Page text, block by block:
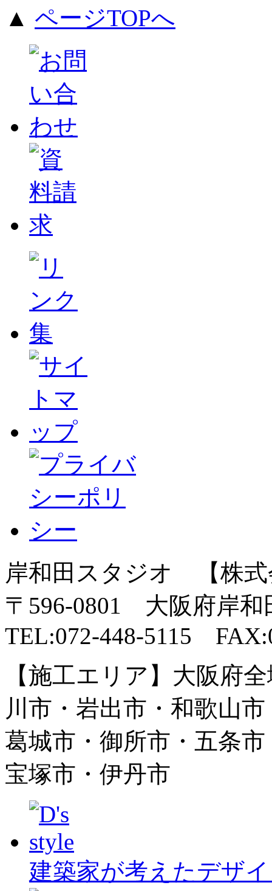
▲ ページTOPへ
岸和田スタジオ 【株
〒596-0801 大阪府岸和
TEL:072-448-5115
【施工エリア】大阪府
川市・岩出市・和歌山
葛城市・御所市・五条
宝塚市・伊丹市
建築家が考えたデザ